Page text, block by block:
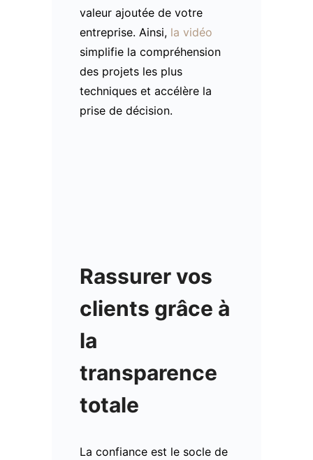
valeur ajoutée de votre
entreprise. Ainsi, la vidéo
simplifie la compréhension
des projets les plus
techniques et accélère la
prise de décision.
Rassurer vos
clients grâce à
la
transparence
totale
La confiance est le socle de